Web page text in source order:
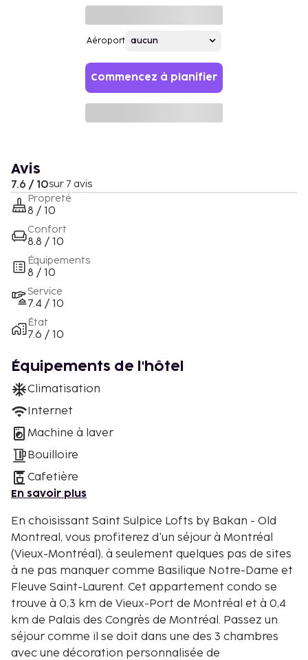
Aéroport
Commencez à planifier
Avis
7.6 / 10sur 7 avis
Propreté
8 / 10
Confort
8.8 / 10
Équipements
8 / 10
Service
7.4 / 10
État
7.6 / 10
Équipements de l'hôtel
Climatisation
Internet
Machine à laver
Bouilloire
Cafetière
En savoir plus
En choisissant Saint Sulpice Lofts by Bakan - Old
Montreal, vous profiterez d'un séjour à Montréal
(Vieux-Montréal), à seulement quelques pas de sites
à ne pas manquer comme Basilique Notre-Dame et
Fleuve Saint-Laurent. Cet appartement condo se
trouve à 0,3 km de Vieux-Port de Montréal et à 0,4
km de Palais des Congrès de Montréal. Passez un
séjour comme il se doit dans une des 3 chambres
avec une décoration personnalisée de